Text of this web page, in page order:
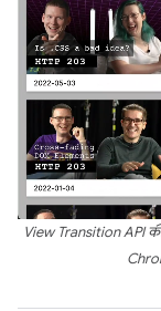
View Transition API